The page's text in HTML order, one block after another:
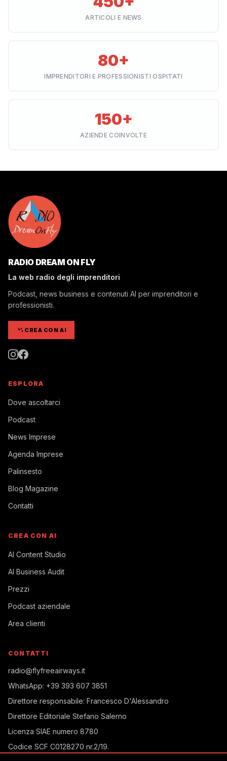
ARTICOLI E NEWS
80+
IMPRENDITORI E PROFESSIONISTI OSPITATI
150+
AZIENDE COINVOLTE
RADIO DREAM ON FLY
La web radio degli imprenditori
Podcast, news business e contenuti AI per imprenditori e
professionisti.
CREA CON AI
ESPLORA
Dove ascoltarci
Podcast
News Imprese
Agenda Imprese
Palinsesto
Blog Magazine
Contatti
CREA CON AI
AI Content Studio
AI Business Audit
Prezzi
Podcast aziendale
Area clienti
CONTATTI
radio@flyfreeairways.it
WhatsApp: +39 393 607 3851
Direttore responsabile: Francesco D'Alessandro
Direttore Editoriale Stefano Salerno
Licenza SIAE numero 8780
Codice SCF C0128270 nr.2/19.